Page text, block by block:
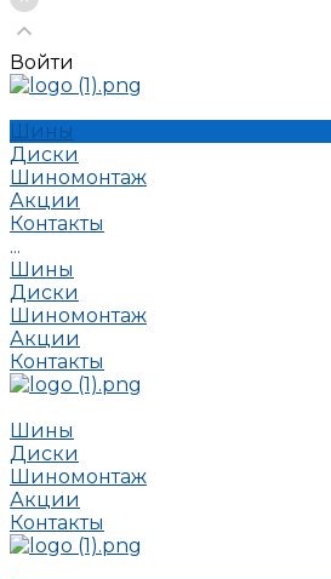
Войти
Шины
Диски
Шиномонтаж
Акции
Контакты
...
Шины
Диски
Шиномонтаж
Акции
Контакты
Шины
Диски
Шиномонтаж
Акции
Контакты